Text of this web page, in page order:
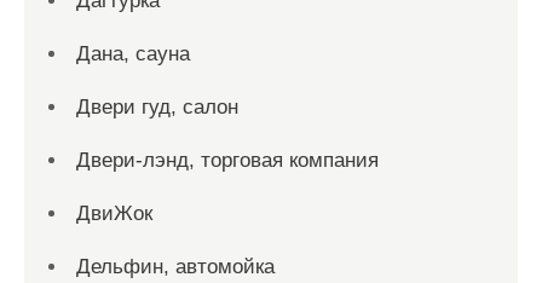
Дана, сауна
Двери гуд, салон
Двери-лэнд, торговая компания
ДвиЖок
Дельфин, автомойка